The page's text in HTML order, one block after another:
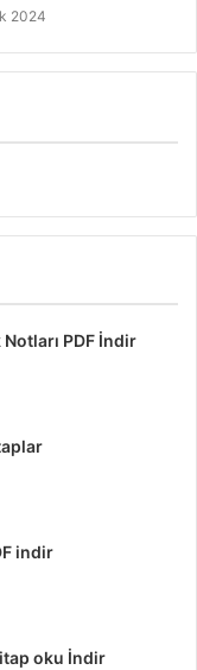
2024
PDF İndir
indir
oku İndir